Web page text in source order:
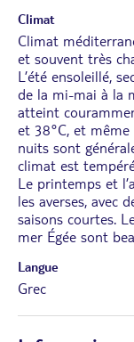
Climat
Climat
et souvent très
L’été ensoleillé,
de la mi-mai à la
atteint
et 38°C, et même
nuits sont
climat est
Le printemps et
les averses, avec
saisons courtes.
mer Égée sont
Langue
Grec